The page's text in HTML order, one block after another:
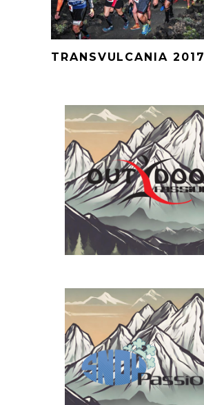
TRANSVULCANIA 2017